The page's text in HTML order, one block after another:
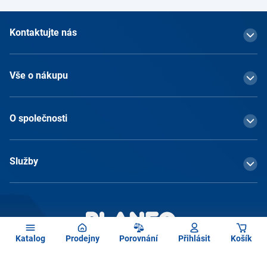
Katalog Prodejny Porovnání Přihlásit Košík
Kontaktujte nás
Vše o nákupu
O společnosti
Služby